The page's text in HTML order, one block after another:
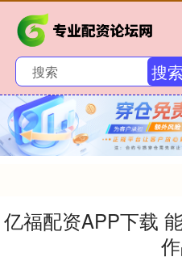
搜索
亿福配资APP下载